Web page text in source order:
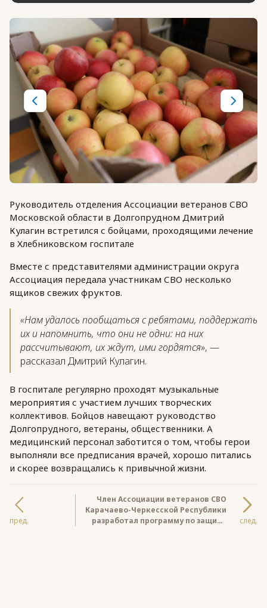
Руководитель отделения Ассоциации ветеранов СВО
Московской области в Долгопрудном Дмитрий
Кулагин встретился с бойцами, проходящими лечение
в Хлебниковском госпитале
Вместе с представителями администрации округа
Ассоциация передала участникам СВО несколько
ящиков свежих фруктов.
«Нам удалось пообщаться с ребятами, поддержать
их и напомнить, что они не одни: на них
рассчитывают, их ждут, ими гордятся», —
рассказал Дмитрий Кулагин.
В госпитале регулярно проходят музыкальные
мероприятия с участием лучших творческих
коллективов. Бойцов навещают руководство
Долгопрудного, ветераны, общественники. А
медицинский персонал заботится о том, чтобы герои
выполняли все предписания врачей, хорошо питались
и скорее возвращались к привычной жизни.
пред.
Член Ассоциации ветеранов СВО
Карачаево-Черкесской Республики
разработал программу по защите
след.